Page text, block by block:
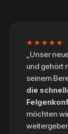
★★★★★
„Unser
und gehört
seinem
die
möchten